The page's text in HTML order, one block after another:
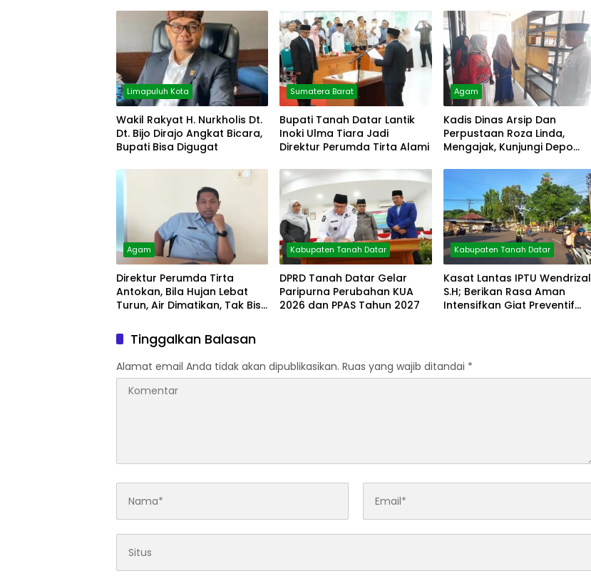
Limapuluh Kota
Wakil Rakyat H. Nurkholis Dt.
Dt. Bijo Dirajo Angkat Bicara,
Bupati Bisa Digugat
Sumatera Barat
Bupati Tanah Datar Lantik
Inoki Ulma Tiara Jadi
Direktur Perumda Tirta Alami
Agam
Kadis Dinas Arsip Dan
Perpustaan Roza Linda,
Mengajak, Kunjungi Depo
Agam
Direktur Perumda Tirta
Antokan, Bila Hujan Lebat
Turun, Air Dimatikan, Tak Bisa
Kabupaten Tanah Datar
DPRD Tanah Datar Gelar
Paripurna Perubahan KUA
2026 dan PPAS Tahun 2027
Kabupaten Tanah Datar
Kasat Lantas IPTU Wendrizal
S.H; Berikan Rasa Aman
Intensifkan Giat Preventif
Tinggalkan Balasan
Alamat email Anda tidak akan dipublikasikan. Ruas yang wajib ditandai *